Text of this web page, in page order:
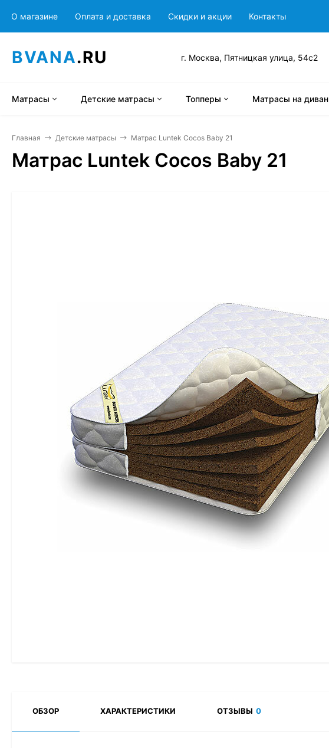
О магазине Оплата и доставка Скидки и акции Контакты
BVANA.RU г. Москва, Пятницкая улица, 54с2
Матрасы Детские матрасы Топперы Матрасы на диван
Главная Детские матрасы Матрас Luntek Cocos Baby 21
Матрас Luntek Cocos Baby 21
ОБЗОР ХАРАКТЕРИСТИКИ ОТЗЫВЫ 0